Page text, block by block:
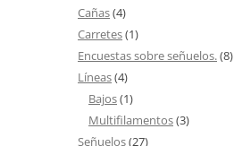
Cañas(4)
Carretes(1)
Encuestas sobre señuelos.(8)
Líneas(4)
Bajos(1)
Multifilamentos(3)
Señuelos(27)